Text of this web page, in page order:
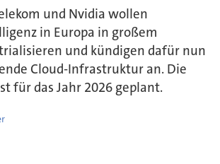
und Nvidia wollen
in Europa in großem
und kündigen dafür nun
Cloud-Infrastruktur an. Die
für das Jahr 2026 geplant.